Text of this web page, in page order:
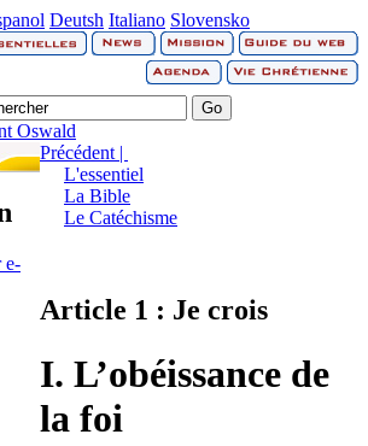
Deutsh Italiano Slovensko
Oswald
e-
Précédent |
L'essentiel
La Bible
Le Catéchisme
Article 1 : Je crois
I. L’obéissance de
la foi